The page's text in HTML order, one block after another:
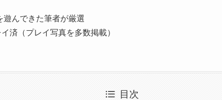
遊んできた筆者が厳選
済（プレイ写真を多数掲載）
目次